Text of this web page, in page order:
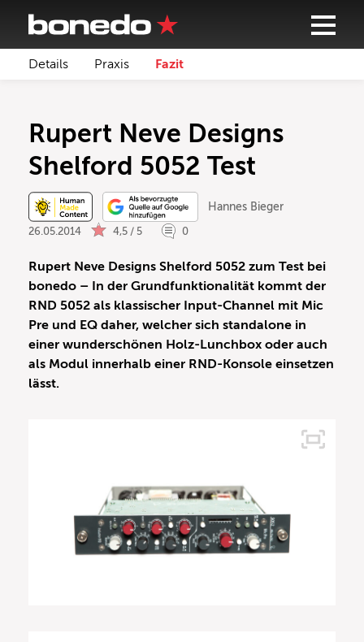
Details Praxis Fazit
Rupert Neve Designs
Shelford 5052 Test
Hannes Bieger
26.05.2014 4,5 / 5 0
Rupert Neve Designs Shelford 5052 zum Test bei
bonedo – In der Grundfunktionalität kommt der
RND 5052 als klassischer Input-Channel mit Mic
Pre und EQ daher, welcher sich standalone in
einer wunderschönen Holz-Lunchbox oder auch
als Modul innerhalb einer RND-Konsole einsetzen
lässt.